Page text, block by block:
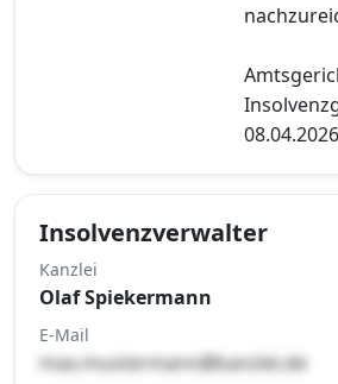
08.04.2026
Insolvenzverwalter
Kanzlei
Olaf Spiekermann
E-Mail
max.mustermann@kanzlei.de